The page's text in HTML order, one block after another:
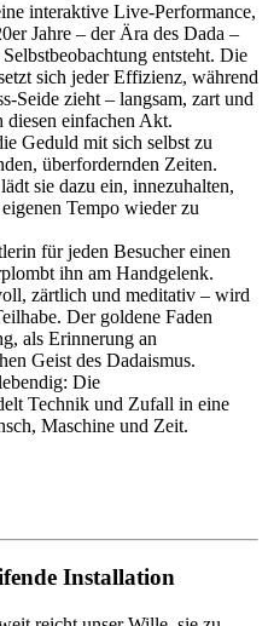
interaktive Live-Performance,
Jahre – der Ära des Dada –
entsteht. Die
sich jeder Effizienz, während
Seide zieht – langsam, zart und
diesen einfachen Akt.
Geduld mit sich selbst zu
überfordernden Zeiten.
sie dazu ein, innezuhalten,
Tempo wieder zu
für jeden Besucher einen
ihn am Handgelenk.
zärtlich und meditativ – wird
Der goldene Faden
als Erinnerung an
Geist des Dadaismus.
Die
Technik und Zufall in eine
Maschine und Zeit.
Installation